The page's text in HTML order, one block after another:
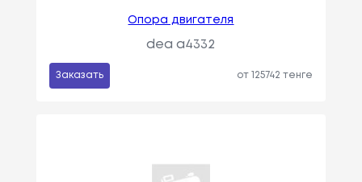
Опора двигателя
dea a4332
Заказать от 125742 тенге